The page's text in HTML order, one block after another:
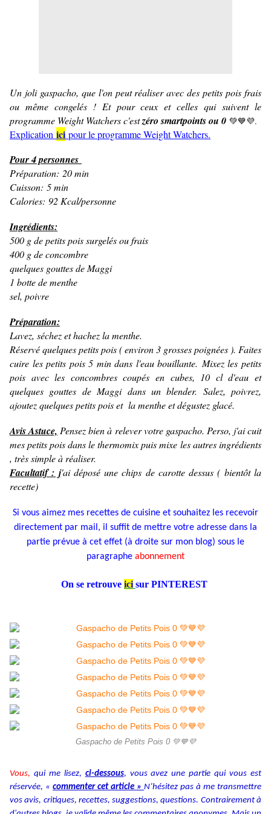
Un joli gaspacho, que l'on peut réaliser avec des petits pois frais
ou même congelés ! Et pour ceux et celles qui suivent le
programme Weight Watchers c'estzéro smartpoints ou 0 💚💙💜.
Explication ici pour le programme Weight Watchers.
Pour 4 personnes
Préparation: 20 min
Cuisson: 5 min
Calories: 92 Kcal/personne
Ingrédients:
500 g de petits pois surgelés ou frais
400 g de concombre
quelques gouttes de Maggi
1 botte de menthe
sel, poivre
Préparation:
Lavez, séchez et hachez la menthe.
Réservé quelques petits pois ( environ 3 grosses poignées ). Faites
cuire les petits pois 5 min dans l'eau bouillante. Mixez les petits
pois avec les concombres coupés en cubes, 10 cl d'eau et
quelques gouttes de Maggi dans un blender. Salez, poivrez,
ajoutez quelques petits pois et la menthe et dégustez glacé.
Avis Astuce, Pensez bien à relever votre gaspacho. Perso, j'ai cuit
mes petits pois dans le thermomix puis mixe les autres ingrédients
, très simple à réaliser.
Facultatif : j'ai déposé une chips de carotte dessus ( bientôt la
recette)
Si vous aimez mes recettes de cuisine et souhaitez les recevoir
directement par mail, il suffit de mettre votre adresse dans la
partie prévue à cet effet (à droite sur mon blog) sous le
paragraphe abonnement
On se retrouve ici sur PINTEREST
Gaspacho de Petits Pois 0 💚💙💜
Vous, qui me lisez, ci-dessous, vous avez une partie qui vous est
réservée, « commenter cet article » N’hésitez pas à me transmettre
vos avis, critiques, recettes, suggestions, questions. Contrairement à